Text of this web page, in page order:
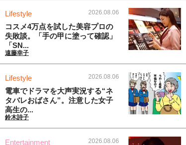
Lifestyle 2026.08.06
コスメ4万点を試した美容プロの
失敗談。「手の甲に塗って確認」
「SN...
遠藤幸子
Lifestyle 2026.08.06
電車でドラマを大声実況する“ネ
タバレおばさん”。注意した女子
高生の...
鈴木詩子
Entertainment 2026.08.06